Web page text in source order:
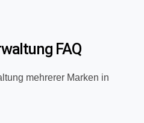
FAQ
mehrerer Marken in